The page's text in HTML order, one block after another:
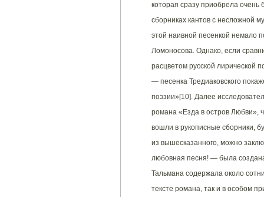
которая сразу приобрела очень
сборниках кантов с несложной
этой наивной песенкой немало
Ломоносова. Однако, если
расцветом русской лирической
— песенка Тредиаковского
поэзии»[10]. Далее
романа «Езда в остров Любви»,
вошли в рукописные сборники,
из вышесказанного, можно
любовная песня! — была
Тальмана содержала около
тексте романа, так и в особом